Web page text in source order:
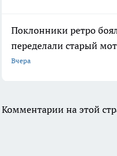
Поклонники ретро
переделали старый
Вчера
Комментарии на этой